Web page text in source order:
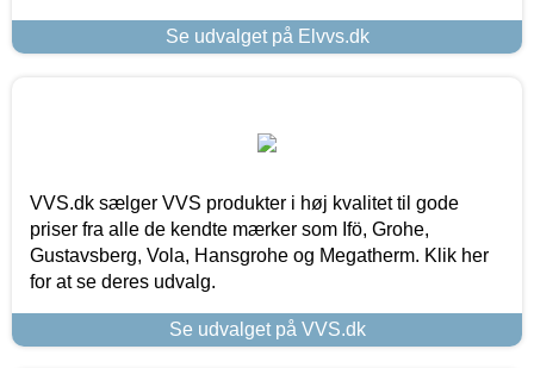
Se udvalget på Elvvs.dk
VVS.dk sælger VVS produkter i høj kvalitet til gode
priser fra alle de kendte mærker som Ifö, Grohe,
Gustavsberg, Vola, Hansgrohe og Megatherm. Klik her
for at se deres udvalg.
Se udvalget på VVS.dk